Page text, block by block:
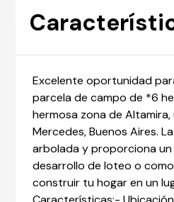
Excelente oportunidad
parcela de campo de *6
hermosa zona de
Mercedes, Buenos Aires.
arbolada y proporciona
desarrollo de loteo o
construir tu hogar en un